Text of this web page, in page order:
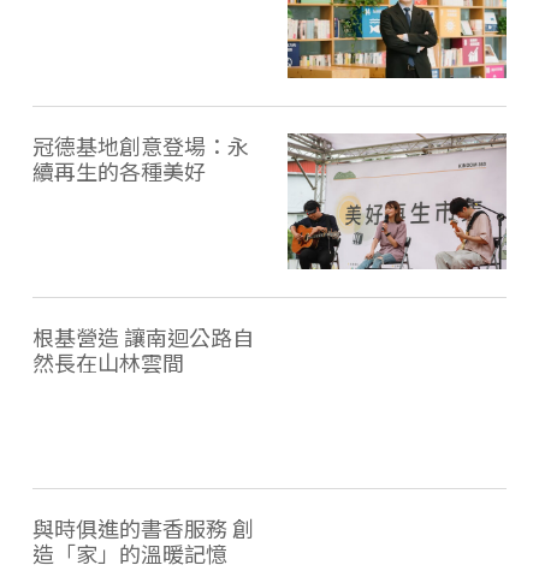
冠德基地創意登場：永
續再生的各種美好
根基營造 讓南迴公路自
然長在山林雲間
與時俱進的書香服務 創
造「家」的溫暖記憶